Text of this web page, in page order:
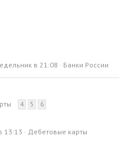
Банки России
в 21:08
4 5 6
Дебетовые карты
13:13